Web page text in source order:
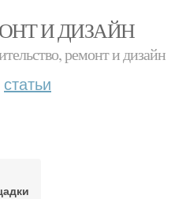
И ДИЗАЙН
ремонт и дизайн
статьи